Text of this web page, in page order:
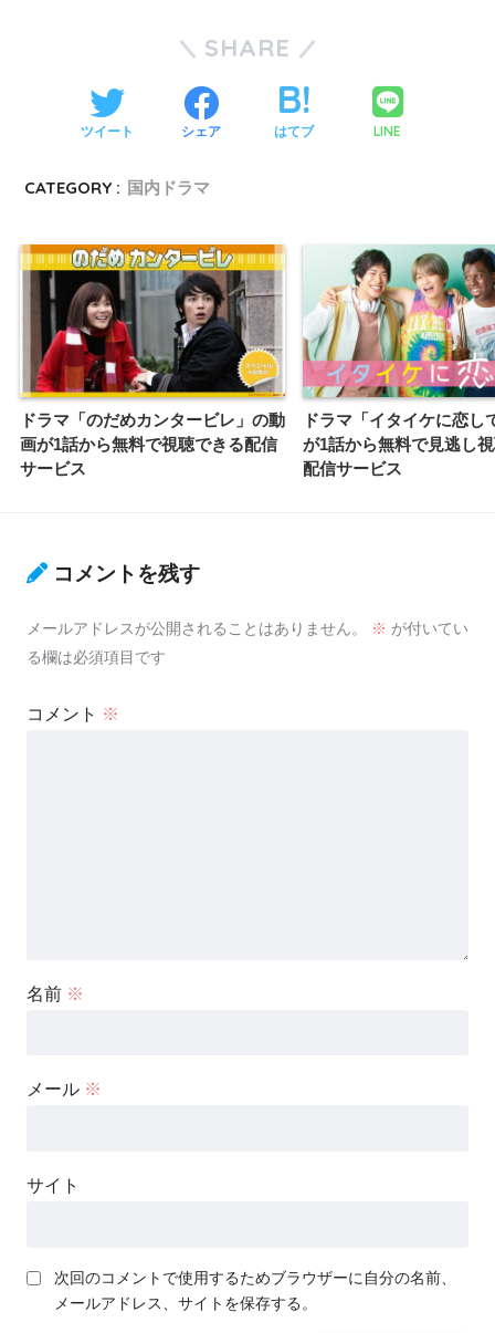
SHARE
ツイート シェア はてブ LINE
CATEGORY : 国内ドラマ
ドラマ「のだめカンタービレ」の動
画が1話から無料で視聴できる配信
サービス
ドラマ「イタイケに恋し
が1話から無料で見逃し
配信サービス
コメントを残す
メールアドレスが公開されることはありません。 ※ が付いてい
る欄は必須項目です
コメント ※
名前 ※
メール ※
サイト
次回のコメントで使用するためブラウザーに自分の名前、
メールアドレス、サイトを保存する。